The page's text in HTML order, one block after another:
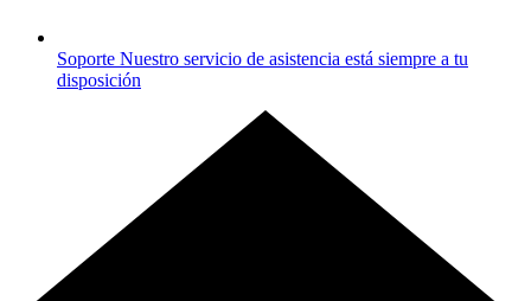
Soporte Nuestro servicio de asistencia está siempre a tu
disposición